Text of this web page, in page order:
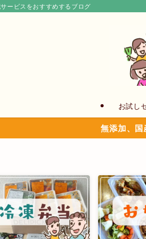
ービスをおすすめするブログ
お試し
無添加、